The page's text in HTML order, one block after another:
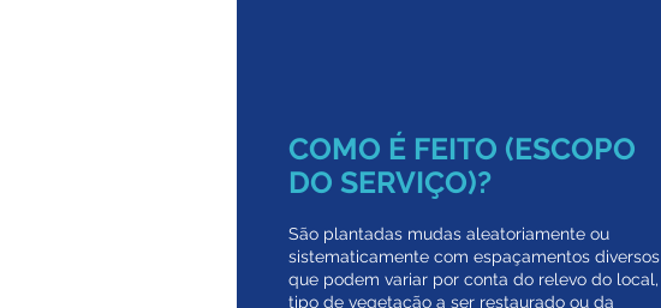
COMO É FEITO (ESCOPO
DO SERVIÇO)?
São plantadas mudas aleatoriamente ou
sistematicamente com espaçamentos diversos
que podem variar por conta do relevo do local,
tipo de vegetação a ser restaurado ou da